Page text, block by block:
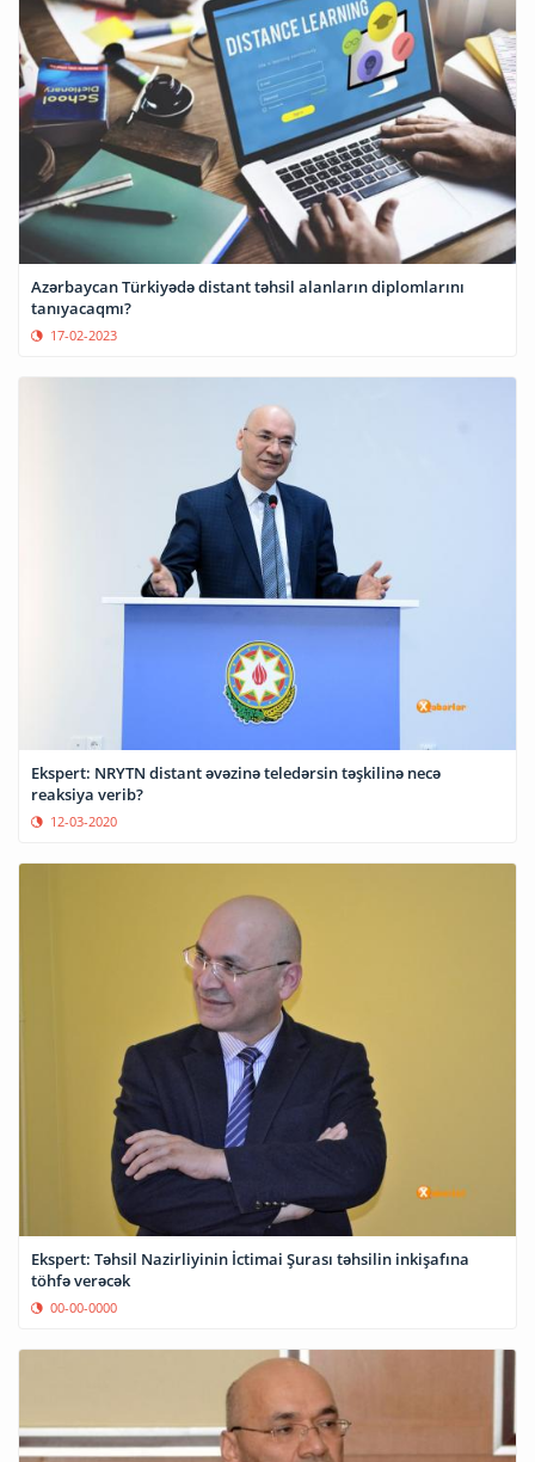
Azərbaycan Türkiyədə distant təhsil alanların diplomlarını
tanıyacaqmı?
17-02-2023
Ekspert: NRYTN distant əvəzinə teledərsin təşkilinə necə
reaksiya verib?
12-03-2020
Ekspert: Təhsil Nazirliyinin İctimai Şurası təhsilin inkişafına
töhfə verəcək
00-00-0000